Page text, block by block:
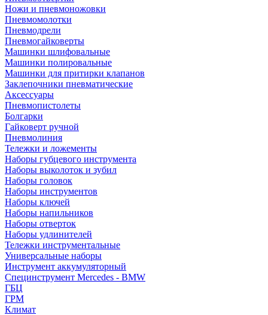
Ножи и пневмоножовки
Пневмомолотки
Пневмодрели
Пневмогайковерты
Машинки шлифовальные
Машинки полировальные
Машинки для притирки клапанов
Заклепочники пневматические
Аксессуары
Пневмопистолеты
Болгарки
Гайковерт ручной
Пневмолиния
Тележки и ложементы
Наборы губцевого инструмента
Наборы выколоток и зубил
Наборы головок
Наборы инструментов
Наборы ключей
Наборы напильников
Наборы отверток
Наборы удлинителей
Тележки инструментальные
Универсальные наборы
Инструмент аккумуляторный
Специнструмент Mercedes - BMW
ГБЦ
ГРМ
Климат